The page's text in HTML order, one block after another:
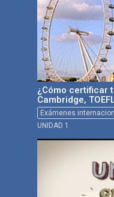
¿Cómo certificar
Cambridge,
Exámenes
UNIDAD 1